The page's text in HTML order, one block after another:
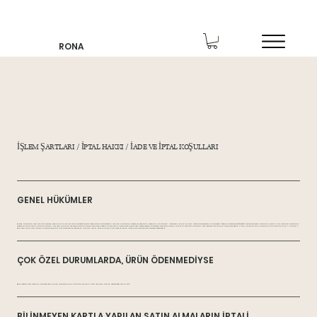
RONA
İŞLEM ŞARTLARI / İPTAL HAKKI / İADE VE İPTAL KOŞULLARI
GENEL HÜKÜMLER
Bu web sitesinden ürün siparişi verirken, sağlanan bilgileri kabul etmekte ve uzak mesafe satış sözleşmesini yapmış oluyorsunuz. Müşteriler, 6502 sayılı Tüketicinin Korunması Hakkında Kanun ve Uzak Mesafe Sözleşmeleri Yönetmeliği (Resmi Gazete: 27.11.2014/29188) ile diğer geçerli yasalara tabidir. Ürün teslimat masrafları
müşteriler tarafından karşılanacaktır. Her ürün, belirtilen adrese 30 iş günü içinde teslim edilecektir, ancak ürün bu süre içinde teslim edilmezse, müşteri sözleşmeyi feshetme hakkına sahiptir. Teslimat sırasında ürün eksiksiz ve belirtilen özelliklere uygun olmalı, varsa garanti ve kullanım talimatları dahil olmalıdır.
Eğer ürün satışı yapılamaz hale gelirse, satıcı bu durumu öğrenmesinden itibaren 3 gün içinde alıcıya bildirmek ve 14 gün içinde tam ödeme iade etmekle yükümlüdür.
ÇOK ÖZEL DURUMLARDA, ÜRÜN ÖDENMEDİYSE
Eğer müşteri ürün bedelini ödemez veya banka işleminde iptal yaparsa, satıcının ürün teslimatı yapma yükümlülüğü sona erer.